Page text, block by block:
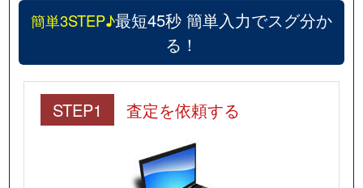
簡単3STEP♪最短45秒 簡単入力でスグ分か
る！
STEP1 査定を依頼する